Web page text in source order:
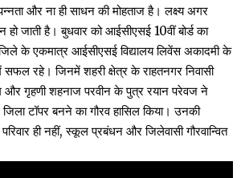
और ना ही साधन की मोहताज है। लक्ष्य अगर
हो जाती है। बुधवार को आईसीएसई 10वीं बोर्ड का
जिले के एकमात्र आईसीएसई विद्यालय लिवेंस अकादमी के
सफल रहे। जिनमें शहरी क्षेत्र के राहतनगर निवासी
और गृहणी शहनाज परवीन के पुत्र रयान परेवज ने
टॉपर बनने का गौरव हासिल किया। उनकी
ही नहीं, स्कूल प्रबंधन और जिलेवासी गौरवान्वित